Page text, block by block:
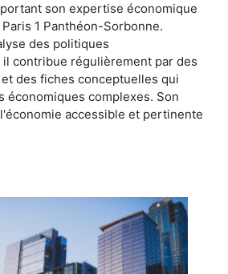
son expertise économique
1 Panthéon-Sorbonne.
des politiques
contribue régulièrement par des
des fiches conceptuelles qui
économiques complexes. Son
accessible et pertinente